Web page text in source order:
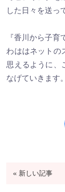
した日々を送っ
『香川から子育
わははネットの
思えるように、
なげていきます。
« 新しい記事